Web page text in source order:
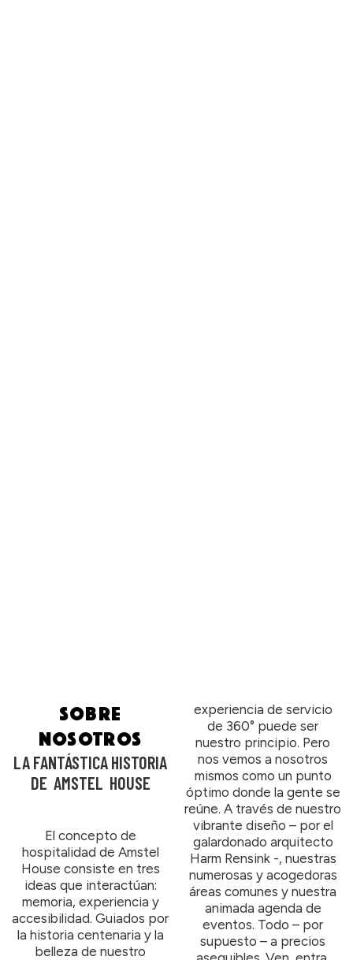
SOBRE
NOSOTROS
LA FANTÁSTICA HISTORIA
DE AMSTEL HOUSE
El concepto de
hospitalidad de Amstel
House consiste en tres
ideas que interactúan:
memoria, experiencia y
accesibilidad. Guiados por
la historia centenaria y la
belleza de nuestro
experiencia de servicio
de 360° puede ser
nuestro principio. Pero
nos vemos a nosotros
mismos como un punto
óptimo donde la gente se
reúne. A través de nuestro
vibrante diseño – por el
galardonado arquitecto
Harm Rensink -, nuestras
numerosas y acogedoras
áreas comunes y nuestra
animada agenda de
eventos. Todo – por
supuesto – a precios